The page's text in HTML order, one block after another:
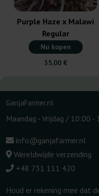
Purple Haze x Malawi
Regular
Nu kopen
35,00 €
GanjaFarmer.nl
Maandag - Vrijdag / 10:00 -
info@ganjafarmer.nl
Wereldwijde verzending
+48 731 111 420
Houd er rekening mee dat